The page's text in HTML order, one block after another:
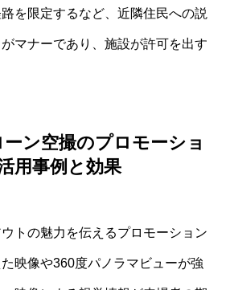
を限定するなど、近隣住民への説
マナーであり、施設が許可を出す
ン空撮のプロモーショ
用事例と効果
トの魅力を伝えるプロモーション
映像や360度パノラマビューが強